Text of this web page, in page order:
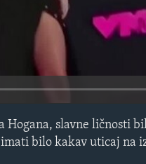
Hogana, slavne ličnosti
bilo kakav uticaj na